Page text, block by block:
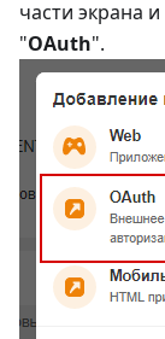
части экрана
"OAuth".